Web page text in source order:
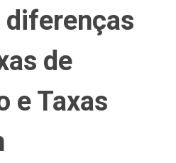
diferenças
de
e Taxas